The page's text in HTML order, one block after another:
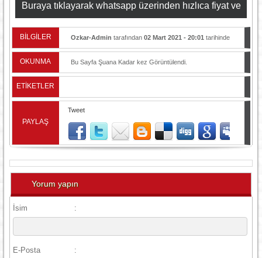
Buraya tıklayarak whatsapp üzerinden hızlıca fiyat ve
stok bilgisi alabilirsiniz
BİLGİLER Ozkar-Admin tarafından 02 Mart 2021 - 20:01 tarihinde
OKUNMA Bu Sayfa Şuana Kadar kez Görüntülendi.
ETİKETLER
PAYLAŞ
Tweet
Yorum yapın
İsim :
E-Posta :